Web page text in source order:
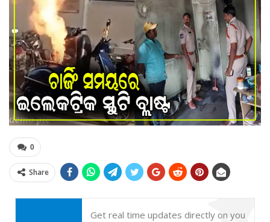
0
Share
Get real time updates directly on you